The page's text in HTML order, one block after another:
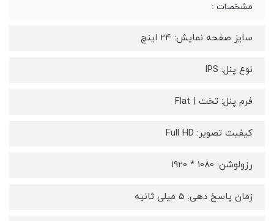
مشخصات :
سایز صفحه نمایش: 24 اینچ
نوع پنل: IPS
فرم پنل: تخت | Flat
کیفیت تصویر: Full HD
رزولوشن: 1080 * 1920
زمان پاسخ دهی: 5 میلی ثانیه